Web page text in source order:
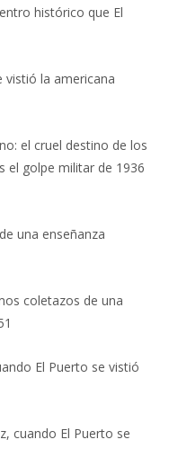
histórico que El
vistió la americana
el cruel destino de los
el golpe militar de 1936
una enseñanza
coletazos de una
El Puerto se vistió
cuando El Puerto se